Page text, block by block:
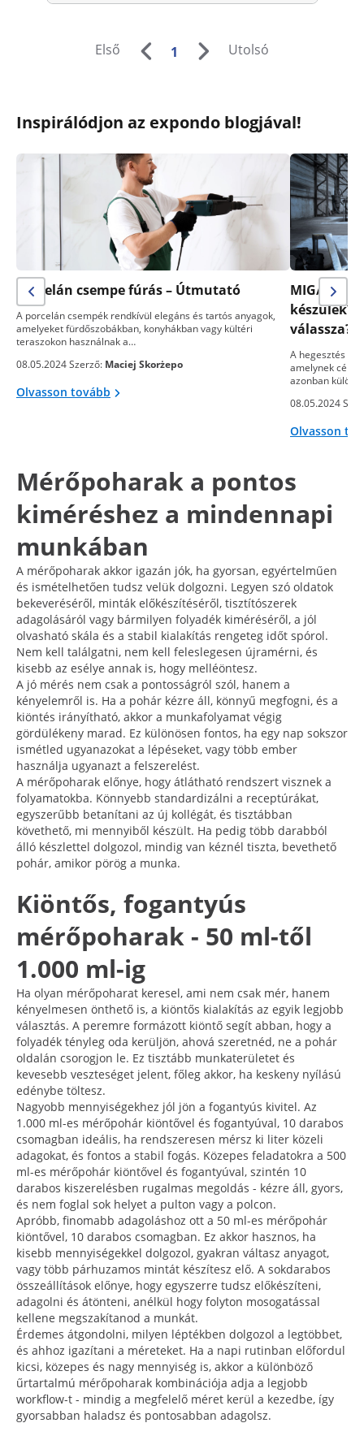
Első 1 Utolsó
Inspirálódjon az expondo blogjával!
Porcelán csempe fúrás – Útmutató
A porcelán csempék rendkívül elegáns és tartós anyagok,
amelyeket fürdőszobákban, konyhákban vagy kültéri
teraszokon használnak a…
08.05.2024 Szerző: Maciej Skorżepo
Olvasson tovább
MIG/MAG-
készülék?
válassza?
A hegesztés
amelynek célja
azonban
08.05.2024
Olvasson
Mérőpoharak a pontos
kiméréshez a mindennapi
munkában
A mérőpoharak akkor igazán jók, ha gyorsan, egyértelműen
és ismételhetően tudsz velük dolgozni. Legyen szó oldatok
bekeveréséről, minták előkészítéséről, tisztítószerek
adagolásáról vagy bármilyen folyadék kiméréséről, a jól
olvasható skála és a stabil kialakítás rengeteg időt spórol.
Nem kell találgatni, nem kell feleslegesen újramérni, és
kisebb az esélye annak is, hogy melléöntesz.
A jó mérés nem csak a pontosságról szól, hanem a
kényelemről is. Ha a pohár kézre áll, könnyű megfogni, és a
kiöntés irányítható, akkor a munkafolyamat végig
gördülékeny marad. Ez különösen fontos, ha egy nap sokszor
ismétled ugyanazokat a lépéseket, vagy több ember
használja ugyanazt a felszerelést.
A mérőpoharak előnye, hogy átlátható rendszert visznek a
folyamatokba. Könnyebb standardizálni a receptúrákat,
egyszerűbb betanítani az új kollégát, és tisztábban
követhető, mi mennyiből készült. Ha pedig több darabból
álló készlettel dolgozol, mindig van kéznél tiszta, bevethető
pohár, amikor pörög a munka.
Kiöntős, fogantyús
mérőpoharak - 50 ml-től
1.000 ml-ig
Ha olyan mérőpoharat keresel, ami nem csak mér, hanem
kényelmesen önthető is, a kiöntős kialakítás az egyik legjobb
választás. A peremre formázott kiöntő segít abban, hogy a
folyadék tényleg oda kerüljön, ahová szeretnéd, ne a pohár
oldalán csorogjon le. Ez tisztább munkaterületet és
kevesebb veszteséget jelent, főleg akkor, ha keskeny nyílású
edénybe töltesz.
Nagyobb mennyiségekhez jól jön a fogantyús kivitel. Az
1.000 ml-es mérőpohár kiöntővel és fogantyúval, 10 darabos
csomagban ideális, ha rendszeresen mérsz ki liter közeli
adagokat, és fontos a stabil fogás. Közepes feladatokra a 500
ml-es mérőpohár kiöntővel és fogantyúval, szintén 10
darabos kiszerelésben rugalmas megoldás - kézre áll, gyors,
és nem foglal sok helyet a pulton vagy a polcon.
Apróbb, finomabb adagoláshoz ott a 50 ml-es mérőpohár
kiöntővel, 10 darabos csomagban. Ez akkor hasznos, ha
kisebb mennyiségekkel dolgozol, gyakran váltasz anyagot,
vagy több párhuzamos mintát készítesz elő. A sokdarabos
összeállítások előnye, hogy egyszerre tudsz előkészíteni,
adagolni és átönteni, anélkül hogy folyton mosogatással
kellene megszakítanod a munkát.
Érdemes átgondolni, milyen léptékben dolgozol a legtöbbet,
és ahhoz igazítani a méreteket. Ha a napi rutinban előfordul
kicsi, közepes és nagy mennyiség is, akkor a különböző
űrtartalmú mérőpoharak kombinációja adja a legjobb
workflow-t - mindig a megfelelő méret kerül a kezedbe, így
gyorsabban haladsz és pontosabban adagolsz.